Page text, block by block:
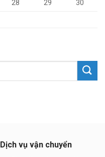
28 29
30
Dịch vụ vận chuyển